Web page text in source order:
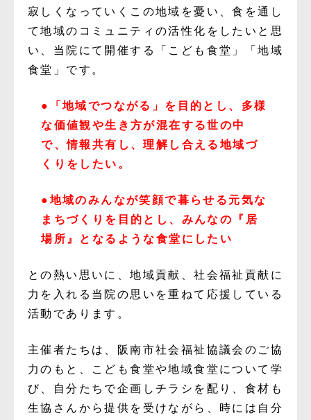
寂しくなっていくこの地域を憂い、食を通し
て地域のコミュニティの活性化をしたいと思
い、当院にて開催する「こども食堂」「地域
食堂」です。
●「地域でつながる」を目的とし、多様
な価値観や生き方が混在する世の中
で、情報共有し、理解し合える地域づ
くりをしたい。
●地域のみんなが笑顔で暮らせる元気な
まちづくりを目的とし、みんなの『居
場所』となるような食堂にしたい
との熱い思いに、地域貢献、社会福祉貢献に
力を入れる当院の思いを重ねて応援している
活動であります。
主催者たちは、阪南市社会福祉協議会のご協
力のもと、こども食堂や地域食堂について学
び、自分たちで企画しチラシを配り、食材も
生協さんから提供を受けながら、時には自分